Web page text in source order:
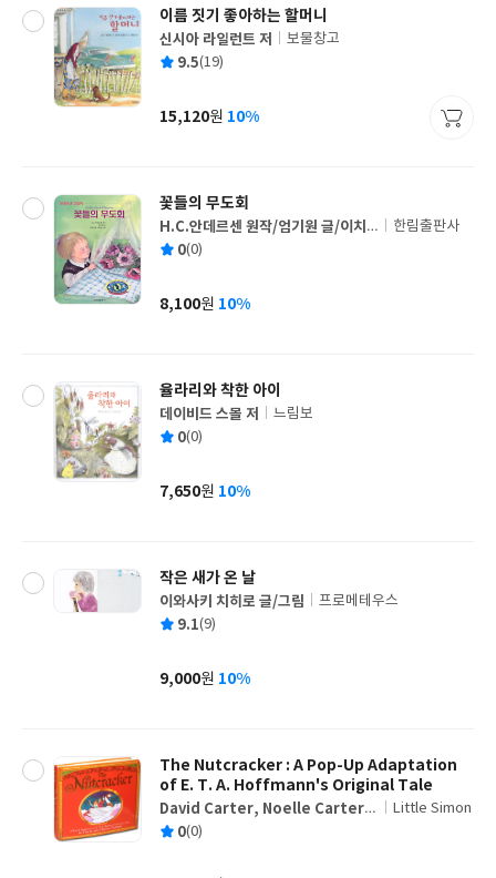
이름 짓기 좋아하는 할머니
글
쓴
신시아 라일런트 저
출
사
보물창고
평 9.5(19)
가
15,120원 10%
꽃들의 무도회
글
쓴
H.C.안데르센 원작/엄기원 글/이치
가와 사토미 그림
출
사
한림출판사
평 0(0)
가
8,100원 10%
율라리와 착한 아이
글
쓴
데이비드 스몰 저
출
사
느림보
평 0(0)
가
7,650원 10%
작은 새가 온 날
글
쓴
이와사키 치히로 글/그림
출
사
프로메테우스
평 9.1(9)
가
9,000원 10%
The Nutcracker : A Pop-Up Adaptation
of E. T. A. Hoffmann's Original Tale
글
쓴
David Carter, Noelle Carter,
David Carter
출
Little Simon
평 0(0)